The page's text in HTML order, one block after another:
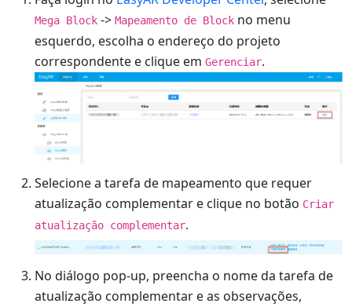
Mega Block -> Mapeamento de Block no menu
esquerdo, escolha o endereço do projeto
correspondente e clique em Gerenciar.
Selecione a tarefa de mapeamento que requer
atualização complementar e clique no botão Criar
atualização complementar.
No diálogo pop-up, preencha o nome da tarefa de
atualização complementar e as observações,